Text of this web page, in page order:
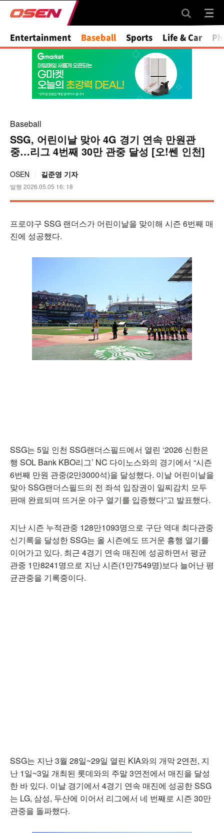
Entertainment Baseball Sports Life & Car
Baseball
SSG, 어린이날 맞아 4G 경기 연속 만원관
중…리그 4번째 30만 관중 달성 [오!쎈 인천]
OSEN 길준영 기자
발행 2026.05.05 16: 18
프로야구 SSG 랜더스가 어린이날을 맞이해 시즌 6번째 매
진에 성공했다.
SSG는 5일 인천 SSG랜더스필드에서 열린 ‘2026 신한은
행 SOL Bank KBO리그’ NC 다이노스와의 경기에서 “시즌
6번째 만원 관중(2만3000석)을 달성했다. 이날 어린이날을
맞아 SSG랜더스필드의 전 좌석 입장권이 일찌감치 모두
판매 완료되며 뜨거운 야구 열기를 입증했다”고 발표했다.
지난 시즌 누적관중 128만1093명으로 구단 역대 최다관중
신기록을 달성한 SSG는 올 시즌에도 뜨거운 흥행 열기를
이어가고 있다. 최근 4경기 연속 매진에 성공하면서 평균
관중 1만8241명으로 지난 시즌(1만7549명)보다 늘어난 평
균관중을 기록중이다.
SSG는 지난 3월 28일~29일 열린 KIA와의 개막 2연전, 지
난 1일~3일 개최된 롯데와의 주말 3연전에서 매진을 달성
한 바 있다. 이날 경기에서 4경기 연속 매진에 성공한 SSG
는 LG, 삼성, 두산에 이어서 리그에서 네 번째로 시즌 30만
관중을 돌파했다.